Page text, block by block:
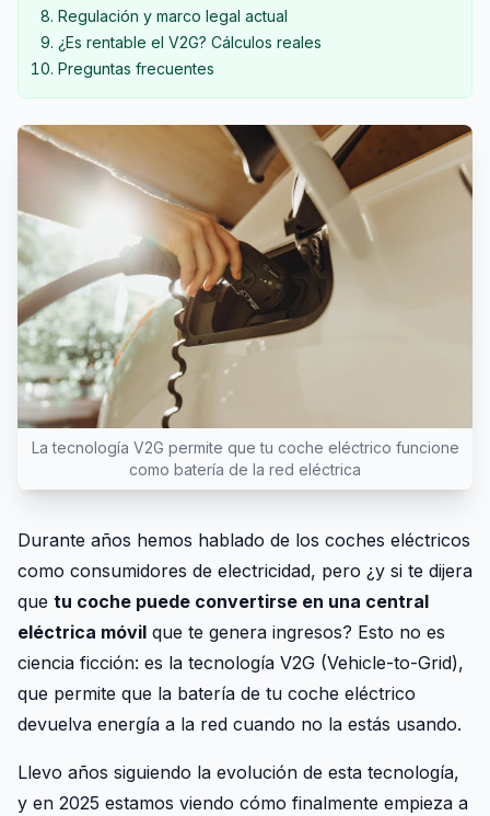
Regulación y marco legal actual
¿Es rentable el V2G? Cálculos reales
Preguntas frecuentes
La tecnología V2G permite que tu coche eléctrico funcione
como batería de la red eléctrica
Durante años hemos hablado de los coches eléctricos
como consumidores de electricidad, pero ¿y si te dijera
que tu coche puede convertirse en una central
eléctrica móvil que te genera ingresos? Esto no es
ciencia ficción: es la tecnología V2G (Vehicle-to-Grid),
que permite que la batería de tu coche eléctrico
devuelva energía a la red cuando no la estás usando.
Llevo años siguiendo la evolución de esta tecnología,
y en 2025 estamos viendo cómo finalmente empieza a